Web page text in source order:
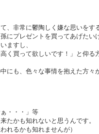
、非常に鬱陶しく嫌な思いをす
にプレゼントを買ってあげた
ますし、
く買って欲しいです！」と仰
にも、色々な事情を抱えた方
・・・」等
たかも知れないと思うんです。
れるかも知れませんが）